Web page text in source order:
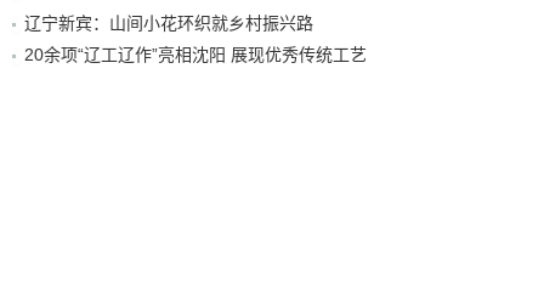
辽宁新宾：山间小花环织就乡村振兴路
20余项“辽工辽作”亮相沈阳 展现优秀传统工艺